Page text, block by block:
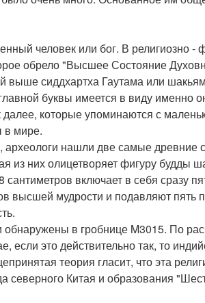
человек или бог. В религиозно
обрело "Высшее Состояние
выше сиддхартха Гаутама или
буквы имеется в виду именно
которые упоминаются с
в мире.
нашли две самые древние
из них олицетворяет фигуру будды
включает в себя сразу
высшей мудрости и подавляют пять
обнаружены в гробнице M3015. По
если это действительно так, то
теория гласит, что эта
северного Китая и образования